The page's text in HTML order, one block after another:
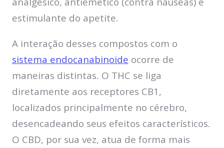
estimulante do apetite.
A interação desses compostos com o
sistema endocanabinoide ocorre de
maneiras distintas. O THC se liga
diretamente aos receptores CB1,
localizados principalmente no cérebro,
desencadeando seus efeitos característicos.
O CBD, por sua vez, atua de forma mais